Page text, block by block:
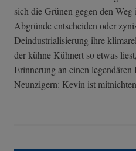
sich die Grünen gegen den
Abgründe entscheiden oder
Deindustrialisierung ihre
der kühne Kühnert so etwas
Erinnerung an einen
Neunzigern: Kevin ist